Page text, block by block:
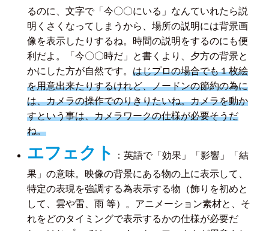
るのに、文字で「今〇〇にいる」なんていれたら説
明くさくなってしまうから、場所の説明には背景画
像を表示したりするね。時間の説明をするのにも便
利だよ。「今〇〇時だ」と書くより、夕方の背景と
かにした方が自然です。はじプロの場合でも１枚絵
を用意出来たりするけれど、ノードンの節約の為に
は、カメラの操作でのりきりたいね。カメラを動か
すという事は、カメラワークの仕様が必要そうだ
ね。
エフェクト
：英語で「効果」「影響」「結
果」の意味。映像の背景にある物の上に表示して、
特定の表現を強調する為表示する物（飾りを初めと
して、雲や雷、雨 等）。アニメーション素材と、そ
れをどのタイミングで表示するかの仕様が必要だ